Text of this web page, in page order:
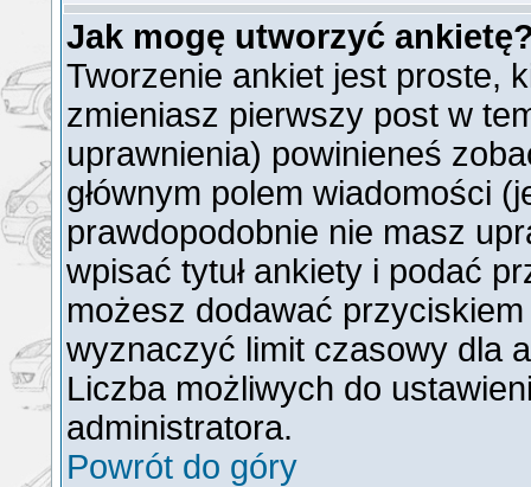
Jak mogę utworzyć
Tworzenie ankiet jest proste,
zmieniasz pierwszy post w
uprawnienia) powinieneś
głównym polem wiadomości
prawdopodobnie nie masz
wpisać tytuł ankiety i podać
możesz dodawać
wyznaczyć limit czasowy dla
Liczba możliwych do
administratora.
Powrót do góry